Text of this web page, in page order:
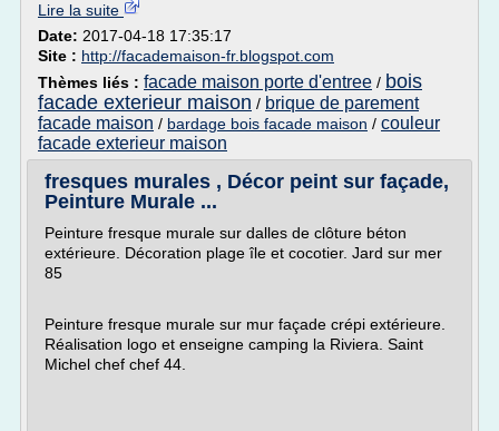
Lire la suite
Date: 2017-04-18 17:35:17
Site : http://facademaison-fr.blogspot.com
Thèmes liés : facade maison porte d'entree / bois
facade exterieur maison / brique de parement
facade maison / bardage bois facade maison / couleur
facade exterieur maison
fresques murales , Décor peint sur façade,
Peinture Murale ...
Peinture fresque murale sur dalles de clôture béton
extérieure. Décoration plage île et cocotier. Jard sur mer
85
Peinture fresque murale sur mur façade crépi extérieure.
Réalisation logo et enseigne camping la Riviera. Saint
Michel chef chef 44.